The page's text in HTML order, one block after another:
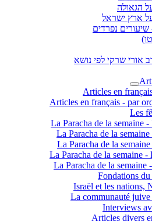
הגאולה
ארץ ישראל
נפרדים
אורי שרקי לפי נושא
Articles en
Les
La Paracha de la semaine
La Paracha de la
La Paracha de la
La Paracha de la semaine -
La Paracha de la semaine
Fondations du
Israël et les nations,
La communauté
Interviews
Articles divers